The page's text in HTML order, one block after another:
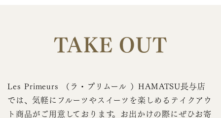
TAKE OUT
Les Primeurs （ラ・プリムール ）HAMATSU長与店
では、気軽にフルーツやスイーツを楽しめるテイクアウ
ト商品がご用意しております。お出かけの際にぜひお寄